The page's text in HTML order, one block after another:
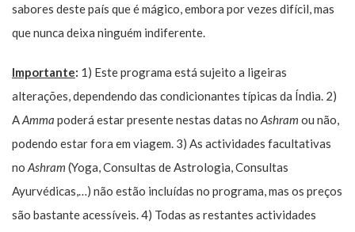
sabores deste país que é mágico, embora por vezes difícil, mas
que nunca deixa ninguém indiferente.
Importante: 1) Este programa está sujeito a ligeiras
alterações, dependendo das condicionantes típicas da Índia. 2)
AAmma poderá estar presente nestas datas no Ashram ou não,
podendo estar fora em viagem. 3) As actividades facultativas
no Ashram (Yoga, Consultas de Astrologia, Consultas
Ayurvédicas,…) não estão incluídas no programa, mas os preços
são bastante acessíveis. 4) Todas as restantes actividades